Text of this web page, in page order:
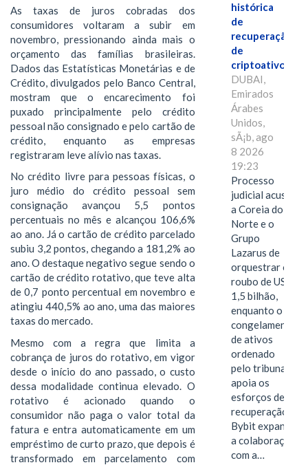
As taxas de juros cobradas dos
consumidores voltaram a subir em
novembro, pressionando ainda mais o
orçamento das famílias brasileiras.
Dados das Estatísticas Monetárias e de
Crédito, divulgados pelo Banco Central,
mostram que o encarecimento foi
puxado principalmente pelo crédito
pessoal não consignado e pelo cartão de
crédito, enquanto as empresas
registraram leve alívio nas taxas.
No crédito livre para pessoas físicas, o
juro médio do crédito pessoal sem
consignação avançou 5,5 pontos
percentuais no mês e alcançou 106,6%
ao ano. Já o cartão de crédito parcelado
subiu 3,2 pontos, chegando a 181,2% ao
ano. O destaque negativo segue sendo o
cartão de crédito rotativo, que teve alta
de 0,7 ponto percentual em novembro e
atingiu 440,5% ao ano, uma das maiores
taxas do mercado.
Mesmo com a regra que limita a
cobrança de juros do rotativo, em vigor
desde o início do ano passado, o custo
dessa modalidade continua elevado. O
rotativo é acionado quando o
consumidor não paga o valor total da
fatura e entra automaticamente em um
empréstimo de curto prazo, que depois é
transformado em parcelamento com
histórica
de
recuperação
de
criptoativos
DUBAI,
Emirados
Árabes
Unidos,
sÃ¡b, ago
8 2026
19:23
Processo
judicial acusa
a Coreia do
Norte e o
Grupo
Lazarus de
orquestrar o
roubo de US$
1,5 bilhão,
enquanto o
congelamento
de ativos
ordenado
pelo tribunal
apoia os
esforços de
recuperação e
Bybit expande
a colaboração
com a…